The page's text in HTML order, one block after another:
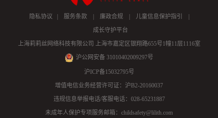
隐私协议 |服务条款 |廉政合规 |儿童信息保护指引 |
成长守护平台
上海莉莉丝网络科技有限公司 上海市嘉定区银翔路655号1幢11层1116室
沪公网安备 31010402009297号
沪ICP备15032795号
增值电信业务经营许可证：沪B2-20160037
违规信息举报电话/客服电话：028-65231887
未成年人保护专项服务邮箱：childsafety@lilith.com